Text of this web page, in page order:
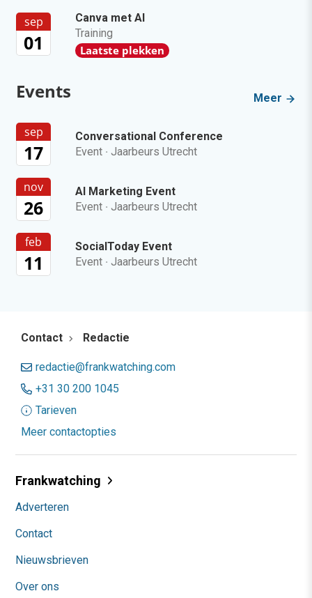
sep
01
Canva met AI
Training
Laatste plekken
Events Meer
sep
17
Conversational Conference
Event · Jaarbeurs Utrecht
nov
26
AI Marketing Event
Event · Jaarbeurs Utrecht
feb
11
SocialToday Event
Event · Jaarbeurs Utrecht
Contact Redactie
redactie@frankwatching.com
+31 30 200 1045
Tarieven
Meer contactopties
Frankwatching
Adverteren
Contact
Nieuwsbrieven
Over ons